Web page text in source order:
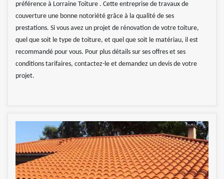
préférence à Lorraine Toiture . Cette entreprise de travaux de
couverture une bonne notoriété grâce à la qualité de ses
prestations. Si vous avez un projet de rénovation de votre toiture,
quel que soit le type de toiture, et quel que soit le matériau, il est
recommandé pour vous. Pour plus détails sur ses offres et ses
conditions tarifaires, contactez-le et demandez un devis de votre
projet.